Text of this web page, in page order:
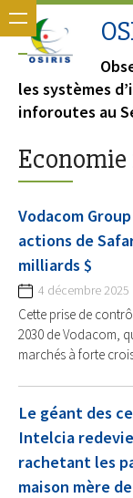
les systèmes
inforoutes au
Vodacom
actions de
milliards $
4 décembre 2025
Cette prise de
2030 de Vodacom,
marchés à forte
Le géant des
Intelcia
rachetant les
maison mère